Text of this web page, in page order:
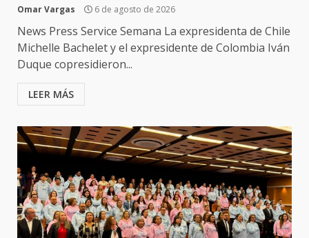
Omar Vargas 6 de agosto de 2026
News Press Service Semana La expresidenta de Chile
Michelle Bachelet y el expresidente de Colombia Iván
Duque copresidieron...
LEER MÁS